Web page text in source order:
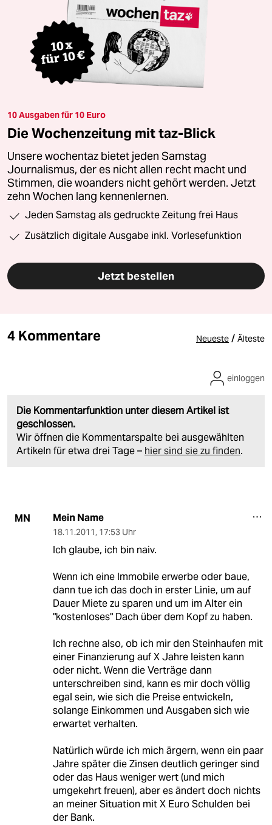
10 Ausgaben für 10 Euro
Die Wochenzeitung mit taz-Blick
Unsere wochentaz bietet jeden Samstag
Journalismus, der es nicht allen recht macht und
Stimmen, die woanders nicht gehört werden. Jetzt
zehn Wochen lang kennenlernen.
Jeden Samstag als gedruckte Zeitung frei Haus
Zusätzlich digitale Ausgabe inkl. Vorlesefunktion
Jetzt bestellen
4 Kommentare Neueste / Älteste
Die Kommentarfunktion unter diesem Artikel ist
geschlossen.
Wir öffnen die Kommentarspalte bei ausgewählten
Artikeln für etwa drei Tage – hier sind sie zu finden.
einloggen
MN Mein Name
18.11.2011, 17:53 Uhr
Ich glaube, ich bin naiv.
Wenn ich eine Immobile erwerbe oder baue,
dann tue ich das doch in erster Linie, um auf
Dauer Miete zu sparen und um im Alter ein
"kostenloses" Dach über dem Kopf zu haben.
Ich rechne also, ob ich mir den Steinhaufen mit
einer Finanzierung auf X Jahre leisten kann
oder nicht. Wenn die Verträge dann
unterschreiben sind, kann es mir doch völlig
egal sein, wie sich die Preise entwickeln,
solange Einkommen und Ausgaben sich wie
erwartet verhalten.
Natürlich würde ich mich ärgern, wenn ein paar
Jahre später die Zinsen deutlich geringer sind
oder das Haus weniger wert (und mich
umgekehrt freuen), aber es ändert doch nichts
an meiner Situation mit X Euro Schulden bei
der Bank.